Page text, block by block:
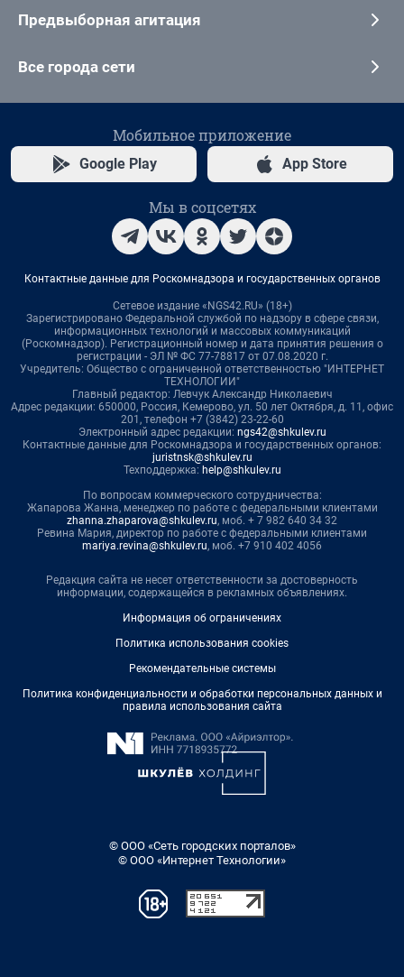
Предвыборная агитация
Все города сети
Мобильное приложение
Google Play App Store
Мы в соцсетях
Контактные данные для Роскомнадзора и государственных органов
Сетевое издание «NGS42.RU» (18+)
Зарегистрировано Федеральной службой по надзору в сфере связи,
информационных технологий и массовых коммуникаций
(Роскомнадзор). Регистрационный номер и дата принятия решения о
регистрации - ЭЛ № ФС 77-78817 от 07.08.2020 г.
Учредитель: Общество с ограниченной ответственностью "ИНТЕРНЕТ
ТЕХНОЛОГИИ"
Главный редактор: Левчук Александр Николаевич
Адрес редакции: 650000, Россия, Кемерово, ул. 50 лет Октября, д. 11, офис
201, телефон +7 (3842) 23-22-60
Электронный адрес редакции: ngs42@shkulev.ru
Контактные данные для Роскомнадзора и государственных органов:
juristnsk@shkulev.ru
Техподдержка: help@shkulev.ru
По вопросам коммерческого сотрудничества:
Жапарова Жанна, менеджер по работе с федеральными клиентами
zhanna.zhaparova@shkulev.ru, моб. + 7 982 640 34 32
Ревина Мария, директор по работе с федеральными клиентами
mariya.revina@shkulev.ru, моб. +7 910 402 4056
Редакция сайта не несет ответственности за достоверность
информации, содержащейся в рекламных объявлениях.
Информация об ограничениях
Политика использования cookies
Рекомендательные системы
Политика конфиденциальности и обработки персональных данных и
правила использования сайта
© ООО «Сеть городских порталов»
© ООО «Интернет Технологии»